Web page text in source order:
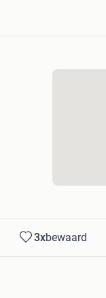
3xbewaard